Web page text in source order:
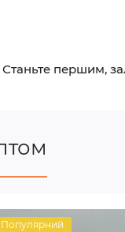
першим,
Популярний